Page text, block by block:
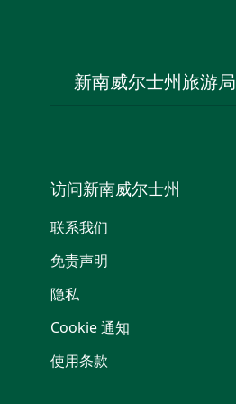
新南威尔士州旅游
访问新南威尔士州
联系我们
免责声明
隐私
Cookie 通知
使用条款